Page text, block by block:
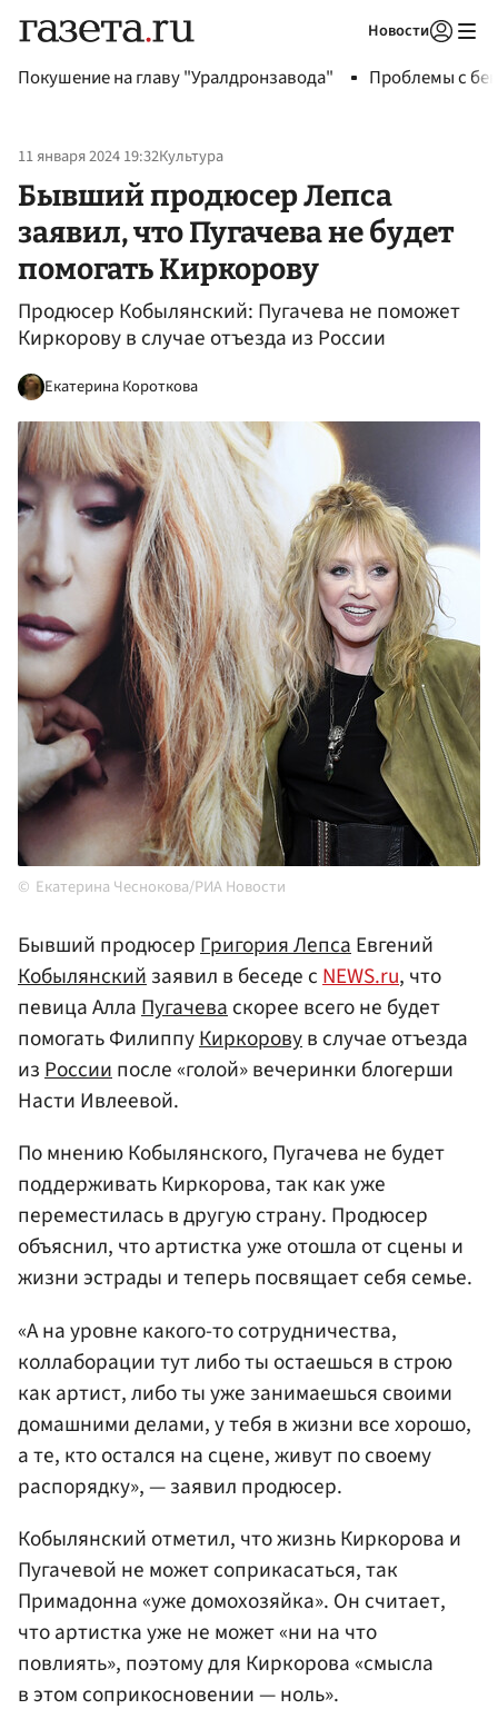
Новости
Покушение на главу "Уралдронзавода" Проблемы с
11 января 2024 19:32Культура
Бывший продюсер Лепса
заявил, что Пугачева не будет
помогать Киркорову
Продюсер Кобылянский: Пугачева не поможет
Киркорову в случае отъезда из России
Екатерина Короткова
Екатерина Чеснокова/РИА Новости
Бывший продюсерГригория ЛепсаЕвгений
Кобылянскийзаявил в беседе сNEWS.ru, что
певица АллаПугачеваскорее всего не будет
помогать ФилиппуКиркоровув случае отъезда
изРоссиипосле «голой» вечеринки блогерши
Насти Ивлеевой.
По мнению Кобылянского, Пугачева не будет
поддерживать Киркорова, так как уже
переместилась в другую страну. Продюсер
объяснил, что артистка уже отошла от сцены и
жизни эстрады и теперь посвящает себя семье.
«А на уровне какого-то сотрудничества,
коллаборации тут либо ты остаешься в строю
как артист, либо ты уже занимаешься своими
домашними делами, у тебя в жизни все хорошо,
а те, кто остался на сцене, живут по своему
распорядку», — заявил продюсер.
Кобылянский отметил, что жизнь Киркорова и
Пугачевой не может соприкасаться, так
Примадонна «уже домохозяйка». Он считает,
что артистка уже не может «ни на что
повлиять», поэтому для Киркорова «смысла
в этом соприкосновении — ноль».